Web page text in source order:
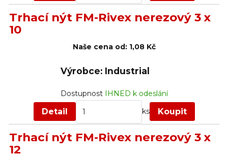
Trhací nýt FM-Rivex nerezový 3 x
10
Naše cena od:1,08 Kč
Výrobce: Industrial
DostupnostIHNED k odeslání
Detail ks Koupit
Trhací nýt FM-Rivex nerezový 3 x
12